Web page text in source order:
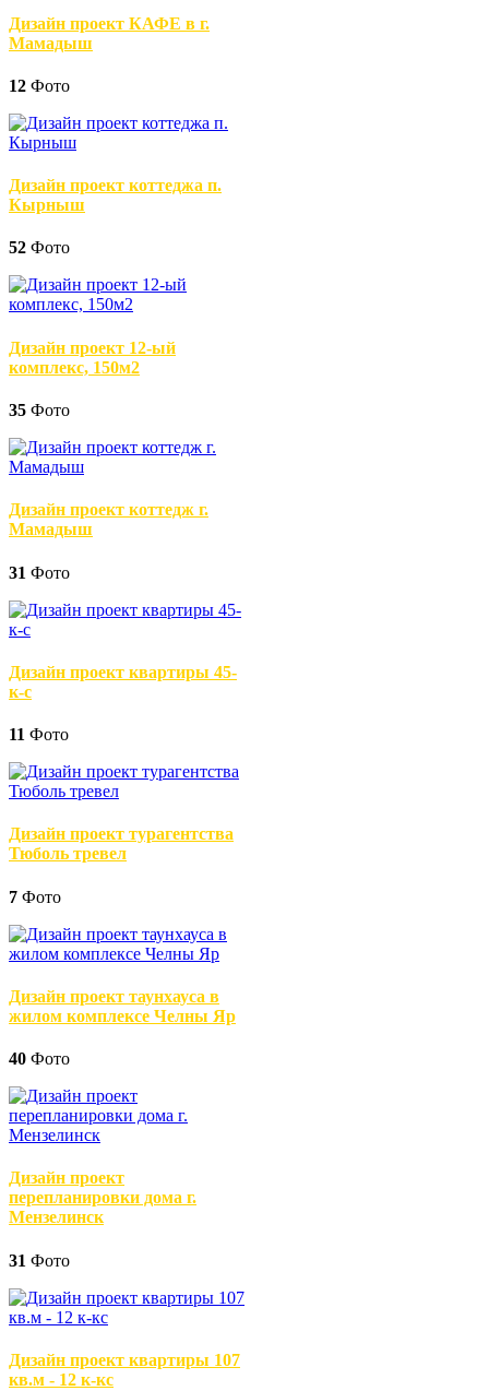
Дизайн проект КАФЕ в г.
Мамадыш
12 Фото
Дизайн проект коттеджа п.
Кырныш
52 Фото
Дизайн проект 12-ый
комплекс, 150м2
35 Фото
Дизайн проект коттедж г.
Мамадыш
31 Фото
Дизайн проект квартиры 45-
к-с
11 Фото
Дизайн проект турагентства
Тюболь тревел
7 Фото
Дизайн проект таунхауса в
жилом комплексе Челны Яр
40 Фото
Дизайн проект
перепланировки дома г.
Мензелинск
31 Фото
Дизайн проект квартиры 107
кв.м - 12 к-кс